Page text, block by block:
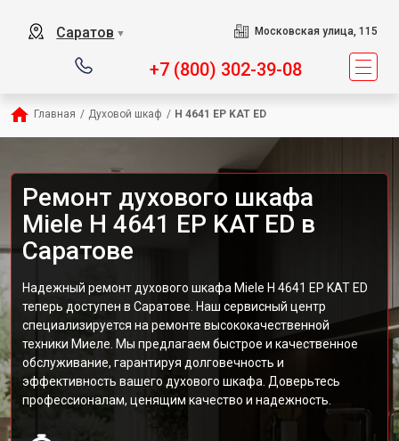
Саратов ▼ Московская улица, 115
+7 (800) 302-39-08
Главная / Духовой шкаф / H 4641 EP KAT ED
Ремонт духового шкафа
Miele H 4641 EP KAT ED в
Саратове
Надежный ремонт духового шкафа Miele H 4641 EP KAT ED
теперь доступен в Саратове. Наш сервисный центр
специализируется на ремонте высококачественной
техники Миеле. Мы предлагаем быстрое и качественное
обслуживание, гарантируя долговечность и
эффективность вашего духового шкафа. Доверьтесь
профессионалам, ценящим качество и надежность.